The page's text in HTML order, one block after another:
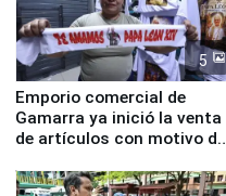
5
Emporio comercial de
Gamarra ya inició la venta
de artículos con motivo de